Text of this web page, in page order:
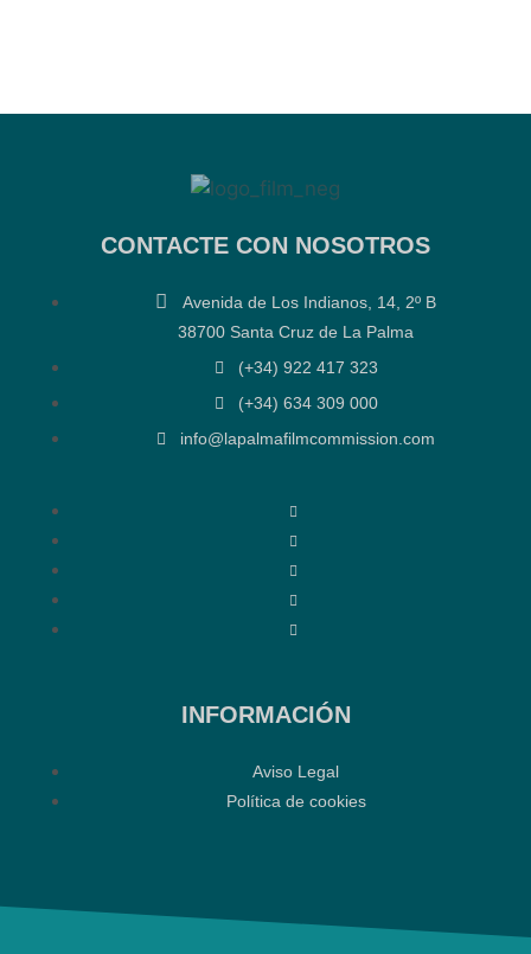
CONTACTE CON NOSOTROS
Avenida de Los Indianos, 14, 2º B
38700 Santa Cruz de La Palma
(+34) 922 417 323
(+34) 634 309 000
info@lapalmafilmcommission.com
INFORMACIÓN
Aviso Legal
Política de cookies